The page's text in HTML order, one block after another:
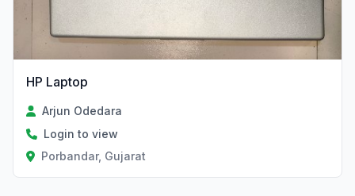
HP Laptop
Arjun Odedara
Login to view
Porbandar, Gujarat